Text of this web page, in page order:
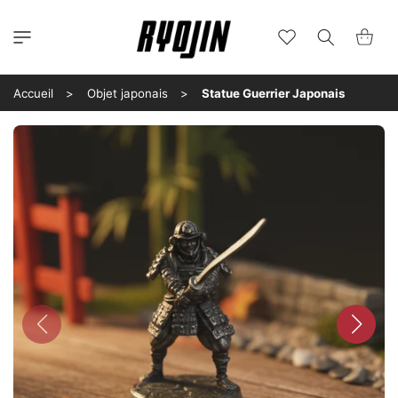
au
contenu
Wishlist Panier
Accueil Objet japonais Statue Guerrier Japonais